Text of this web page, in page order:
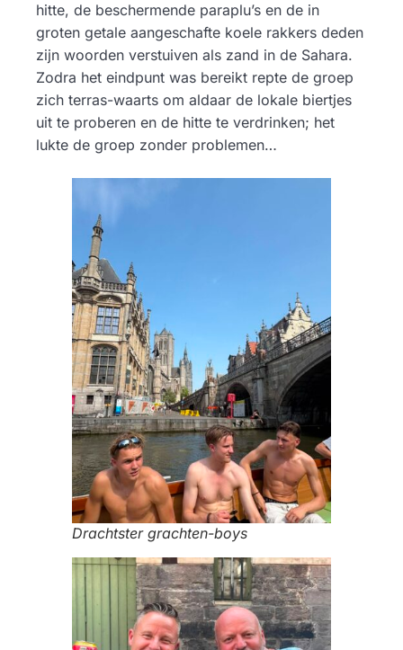
hitte, de beschermende paraplu’s en de in
groten getale aangeschafte koele rakkers deden
zijn woorden verstuiven als zand in de Sahara.
Zodra het eindpunt was bereikt repte de groep
zich terras-waarts om aldaar de lokale biertjes
uit te proberen en de hitte te verdrinken; het
lukte de groep zonder problemen…
Drachtster grachten-boys